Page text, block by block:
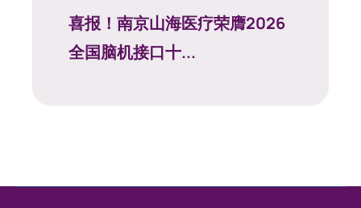
喜报！南京山海医疗荣膺2026
全国脑机接口十...